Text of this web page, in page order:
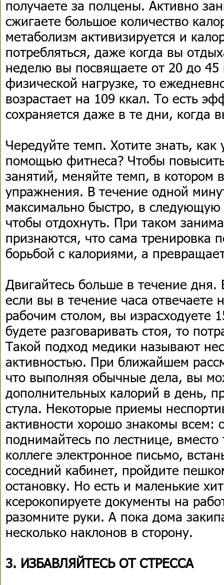
получаете за полцены. Активно
сжигаете большое количество
метаболизм активизируется и
потребляться, даже когда вы
неделю вы посвящаете от 20 до
физической нагрузке, то
возрастает на 109 ккал. То есть
сохраняется даже в те дни, когда
Чередуйте темп. Хотите знать, как
помощью фитнеса? Чтобы
занятий, меняйте темп, в котором
упражнения. В течение одной
максимально быстро, в
чтобы отдохнуть. При таком
признаются, что сама тренировка
борьбой с калориями, а
Двигайтесь больше в течение дня.
если вы в течение часа отвечаете
рабочим столом, вы израсходуете
будете разговаривать стоя, то
Такой подход медики называют
активностью. При ближайшем
что выполняя обычные дела, вы
дополнительных калорий в день,
стула. Некоторые приемы
активности хорошо знакомы всем:
поднимайтесь по лестнице, вместо
коллеге электронное письмо,
соседний кабинет, пройдите
остановку. Но есть и маленькие
ксерокопируете документы на
разомните руки. А пока дома
несколько наклонов в сторону.
3. ИЗБАВЛЯЙТЕСЬ ОТ СТРЕССА